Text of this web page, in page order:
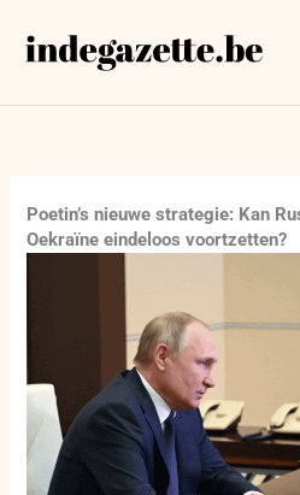
naar
Poetin’s nieuwe strategie: Kan
Oekraïne eindeloos voortzetten?